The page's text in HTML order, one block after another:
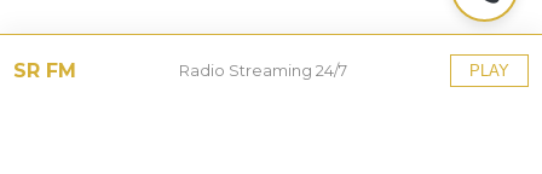
SR FM Radio Streaming 24/7 PLAY